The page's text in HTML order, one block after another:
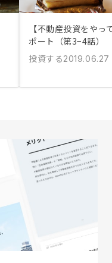
【不動産投資をやっ
ポート（第3−4話）
投資する2019.06.27